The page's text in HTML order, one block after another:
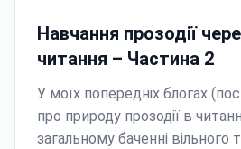
Навчання прозодії
читання – Частина 2
У моїх попередніх блогах
про природу прозодії в
загальному баченні вільного